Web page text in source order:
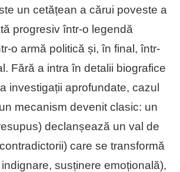
un cetățean a cărui poveste a
progresiv într-o legendă
o armă politică și, în final, într-
Fără a intra în detalii biografice
investigații aprofundate, cazul
mecanism devenit clasic: un
declanșează un val de
care se transformă
susținere emoțională),